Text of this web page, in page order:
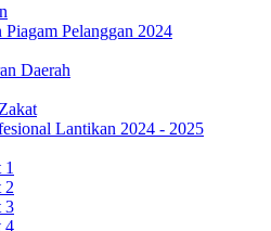
Piagam Pelanggan 2024
Daerah
Lantikan 2024 - 2025
2
3
4